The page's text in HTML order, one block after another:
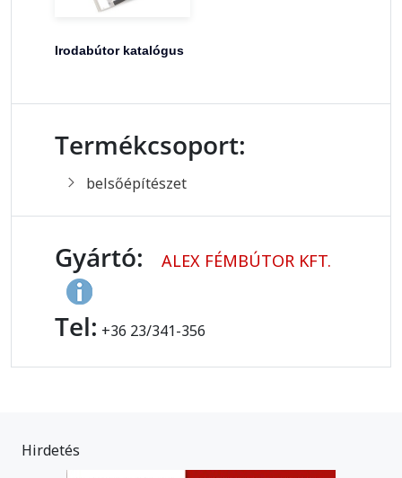
Irodabútor katalógus
Termékcsoport:
belsőépítészet
Gyártó: ALEX FÉMBÚTOR KFT.
Tel: +36 23/341-356
Hirdetés